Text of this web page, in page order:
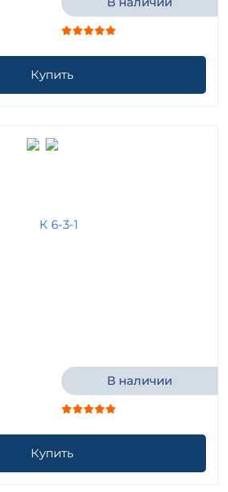
Купить
В наличии
Купить